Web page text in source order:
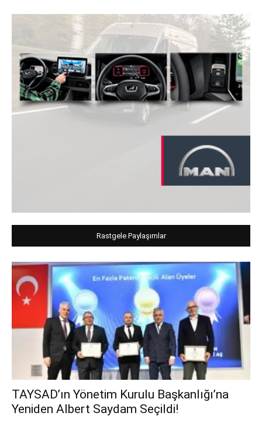
Rastgele Paylaşımlar
TAYSAD’ın Yönetim Kurulu Başkanlığı’na
Yeniden Albert Saydam Seçildi!